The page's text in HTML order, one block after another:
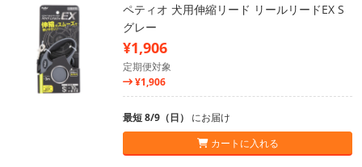
ペティオ 犬用伸縮リード リールリードEX S
グレー
¥1,906
定期便対象
¥1,906
最短 8/9（日） にお届け
カートに入れる